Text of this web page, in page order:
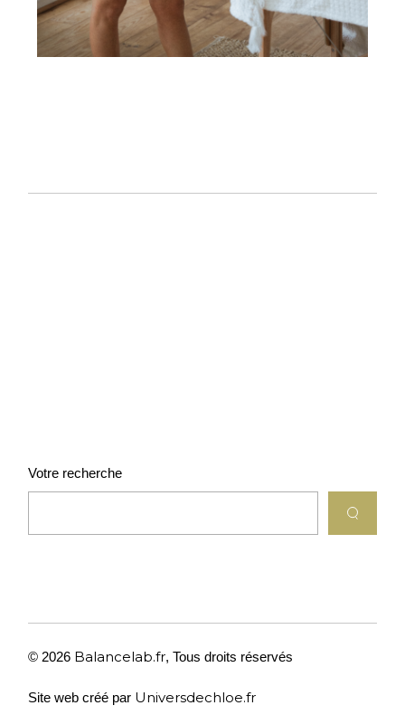
Votre recherche
© 2026 Balancelab.fr,Tous droits réservés
Site web créé par Universdechloe.fr